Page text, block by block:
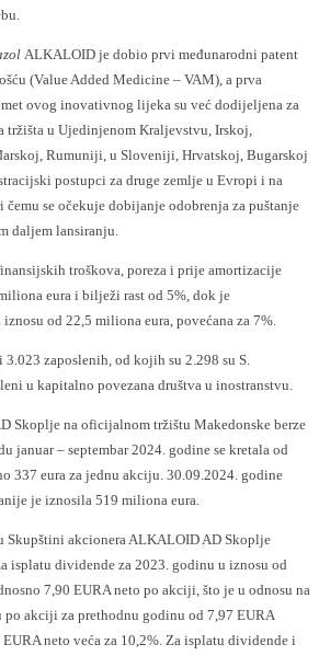
ALKALOID je dobio prvi međunarodni patent
(Value Added Medicine – VAM), а prva
ovog inovativnog lijeka su već dodijeljena za
tržišta u Ujedinjenom Kraljevstvu, Irskoj,
Rumuniji, u Sloveniji, Hrvatskoj, Bugarskoj
postupci za druge zemlje u Evropi i na
se očekuje dobijanje odobrenja za puštanje
daljem lansiranju.
troškova, poreza i prije amortizacije
eura i bilježi rast od 5%, dok je
od 22,5 miliona eura, povećana za 7%.
zaposlenih, od kojih su 2.298 su S.
u kapitalno povezana društva u inostranstvu.
Skoplje na oficijalnom tržištu Makedonske berze
januar – septembar 2024. godine se kretala od
337 eura za jednu akciju. 30.09.2024. godine
je iznosila 519 miliona eura.
Skupštini akcionera ALKALOID AD Skoplje
isplatu dividende za 2023. godinu u iznosu od
7,90 EURA neto po akciji, što je u odnosu na
akciji za prethodnu godinu od 7,97 EURA
neto veća za 10,2%. Za isplatu dividende i